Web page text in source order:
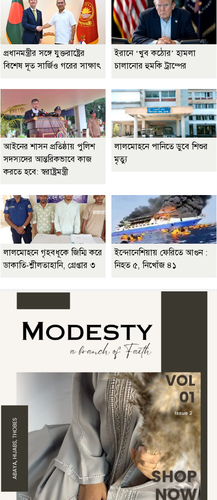
প্রধানমন্ত্রীর সঙ্গে যুক্তরাষ্ট্রের
বিশেষ দূত সার্জিও গরের সাক্ষাৎ
ইরানে ‘খুব কঠোর’ হামলা
চালানোর হুমকি ট্রাম্পের
আইনের শাসন প্রতিষ্ঠায় পুলিশ
সদস্যদের আন্তরিকভাবে কাজ
করতে হবে: স্বরাষ্ট্রমন্ত্রী
লালমোহনে পানিতে ডুবে শিশুর
মৃত্যু
লালমোহনে গৃহবধূকে জিম্মি করে
ডাকাতি-শ্লীলতাহানি, গ্রেপ্তার ৩
ইন্দোনেশিয়ায় ফেরিতে আগুন :
নিহত ৫, নিখোঁজ ৪১